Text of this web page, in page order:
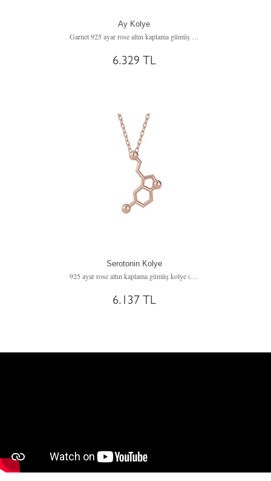
Ay Kolye
6.329 TL
Serotonin Kolye
925 ayar rose altın kaplama gümüş kolye (40 cm gümüş rolo zincir)
6.137 TL